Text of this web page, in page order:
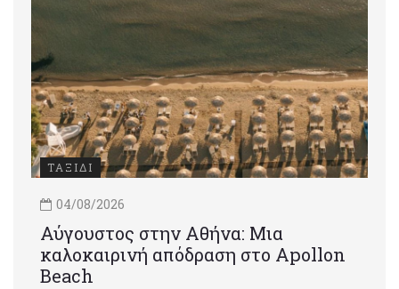
ΤΑΞΙΔΙ
04/08/2026
Αύγουστος στην Αθήνα: Μια
καλοκαιρινή απόδραση στο Apollon
Beach